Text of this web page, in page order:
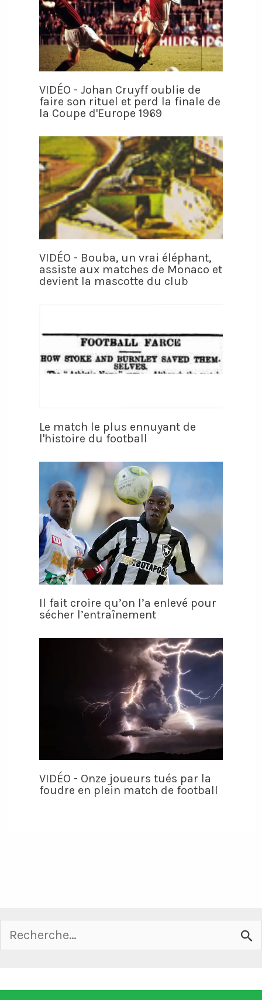
VIDÉO - Johan Cruyff oublie de
faire son rituel et perd la finale de
la Coupe d'Europe 1969
VIDÉO - Bouba, un vrai éléphant,
assiste aux matches de Monaco et
devient la mascotte du club
Le match le plus ennuyant de
l'histoire du football
Il fait croire qu’on l’a enlevé pour
sécher l’entraînement
VIDÉO - Onze joueurs tués par la
foudre en plein match de football
Rechercher :